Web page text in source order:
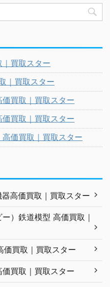
買取スター
｜買取スター
買取｜買取スター
買取｜買取スター
価買取｜買取スター
高価買取｜買取スター
）鉄道模型 高価買取｜
価買取｜買取スター
買取｜買取スター